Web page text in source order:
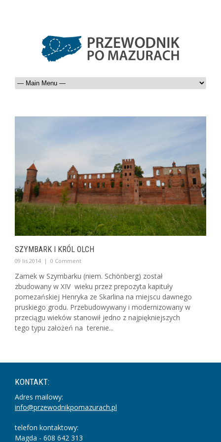
SZYMBARK I KRÓL OLCH
09 lis 2014 | 0 Comment
Zamek w Szymbarku (niem. Schönberg) został
zbudowany w XIV wieku przez prepozyta kapituły
pomezańskiej Henryka ze Skarlina na miejscu dawnego
pruskiego grodu. Przebudowywany i modernizowany w
przeciągu wieków stanowił jedno z najpiękniejszych
tego typu założeń na terenie...
KONTAKT:
Adres mailowy:
info@przewodnikpomazurach.pl
telefon kontaktowy:
Magda - 608 642 313